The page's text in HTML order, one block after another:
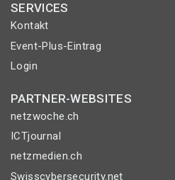
SERVICES
Kontakt
Event-Plus-Eintrag
Login
PARTNER-WEBSITES
netzwoche.ch
ICTjournal
netzmedien.ch
Swisscybersecurity.net